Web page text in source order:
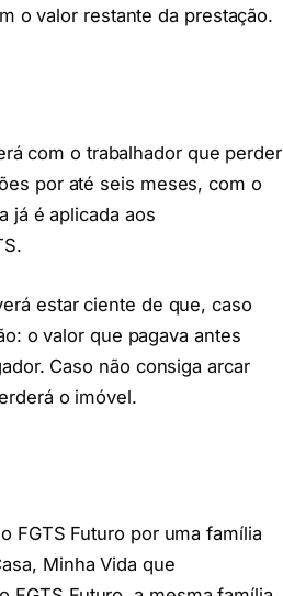
o valor restante da prestação.
com o trabalhador que perder
por até seis meses, com o
já é aplicada aos
estar ciente de que, caso
o valor que pagava antes
Caso não consiga arcar
o imóvel.
FGTS Futuro por uma família
Minha Vida que